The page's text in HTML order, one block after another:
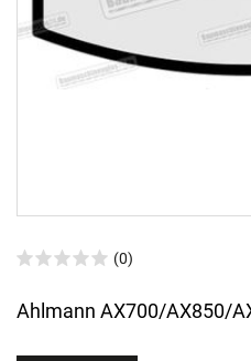
(0)
Ahlmann AX700/AX850/